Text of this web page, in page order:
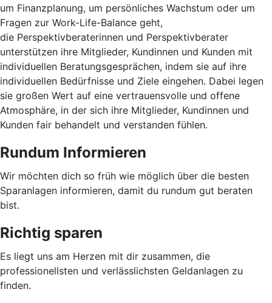
um Finanzplanung, um persönliches Wachstum oder um
Fragen zur Work-Life-Balance geht,
die Perspektivberaterinnen und Perspektivberater
unterstützen ihre Mitglieder, Kundinnen und Kunden mit
individuellen Beratungsgesprächen, indem sie auf ihre
individuellen Bedürfnisse und Ziele eingehen. Dabei legen
sie großen Wert auf eine vertrauensvolle und offene
Atmosphäre, in der sich ihre Mitglieder, Kundinnen und
Kunden fair behandelt und verstanden fühlen.
Rundum Informieren
Wir möchten dich so früh wie möglich über die besten
Sparanlagen informieren, damit du rundum gut beraten
bist.
Richtig sparen
Es liegt uns am Herzen mit dir zusammen, die
professionellsten und verlässlichsten Geldanlagen zu
finden.